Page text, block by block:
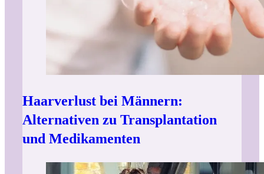
Haarverlust bei Männern:
Alternativen zu Transplantation
und Medikamenten